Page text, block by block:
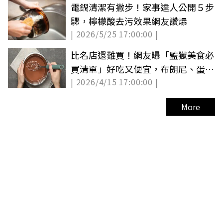
電鍋清潔有撇步！家事達人公開５步
驟，檸檬酸去污效果網友讚爆
| 2026/5/25 17:00:00 |
比名店還難買！網友曝「監獄美食必
買清單」好吃又便宜，布朗尼、蛋捲
通通有
| 2026/4/15 17:00:00 |
More